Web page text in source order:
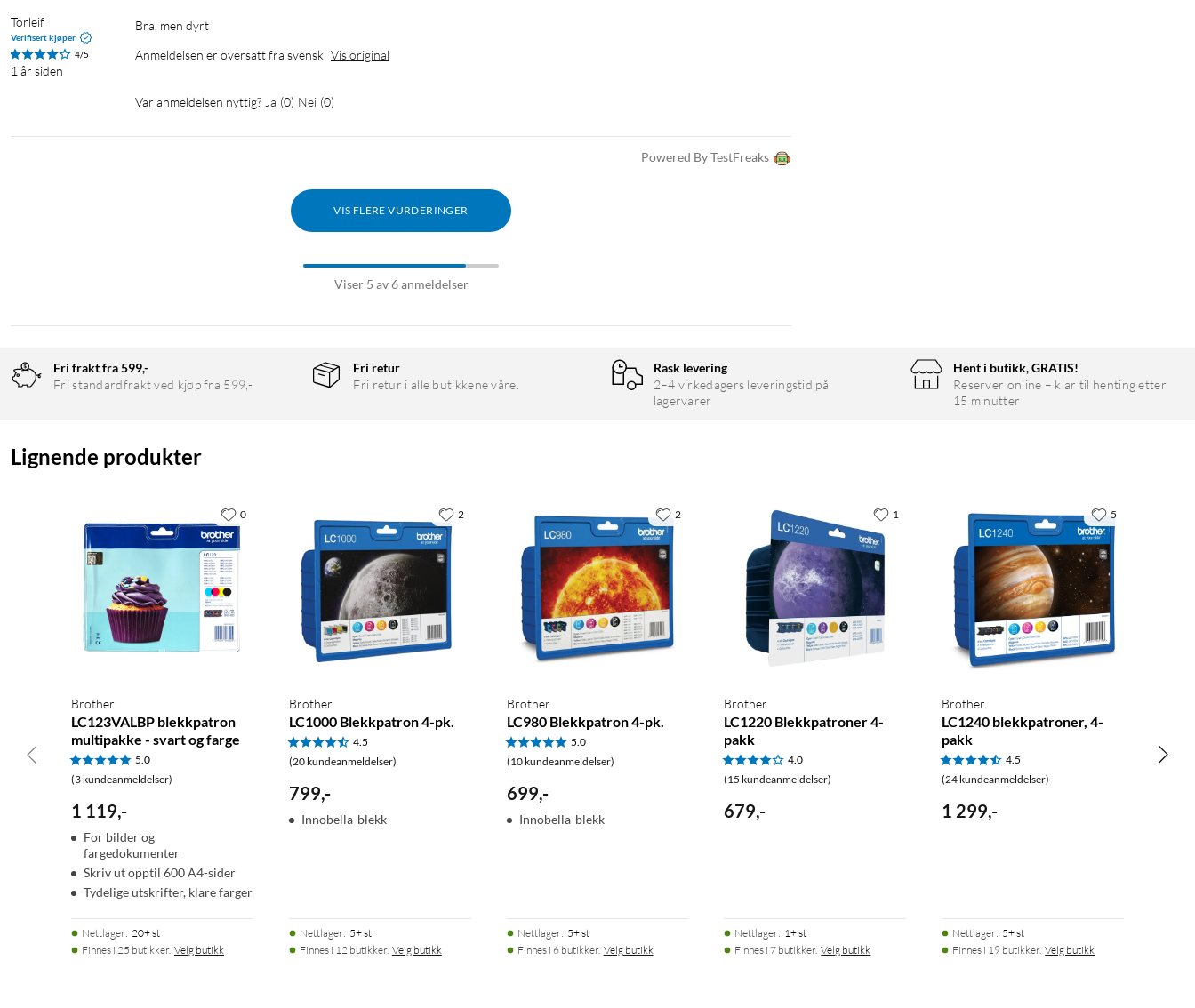
Torleif
Verifisert kjøper
4/5
1 år siden
Bra, men dyrt
Anmeldelsen er oversatt fra svensk Vis original
Var anmeldelsen nyttig? Ja (0) Nei (0)
Powered By TestFreaks
VIS FLERE VURDERINGER
Viser 5 av 6 anmeldelser
Fri frakt fra 599,-
Fri standardfrakt ved kjøp fra 599,-
Fri retur
Fri retur i alle butikkene våre.
Rask levering
2–4 virkedagers leveringstid på
lagervarer
Hent i butikk, GRATIS!
Reserver online – klar til henting etter
15 minutter
Lignende produkter
Brother
LC123VALBP blekkpatron
multipakke - svart og farge
5.0
(3 kundeanmeldelser)
1 119,-
For bilder og
fargedokumenter
Skriv ut opptil 600 A4-sider
Tydelige utskrifter, klare farger
Nettlager: 20+ st
Finnes i 25 butikker. Velg butikk
0
Brother
LC1000 Blekkpatron 4-pk.
4.5
(20 kundeanmeldelser)
799,-
Innobella-blekk
Nettlager: 5+ st
Finnes i 12 butikker. Velg butikk
2
Brother
LC980 Blekkpatron 4-pk.
5.0
(10 kundeanmeldelser)
699,-
Innobella-blekk
Nettlager: 5+ st
Finnes i 6 butikker. Velg butikk
2
Brother
LC1220 Blekkpatroner 4-
pakk
4.0
(15 kundeanmeldelser)
679,-
Nettlager: 1+ st
Finnes i 7 butikker. Velg butikk
1
Brother
LC1240 blekkpatroner, 4-
pakk
4.5
(24 kundeanmeldelser)
1 299,-
Nettlager: 5+ st
Finnes i 19 butikker. Velg butikk
5